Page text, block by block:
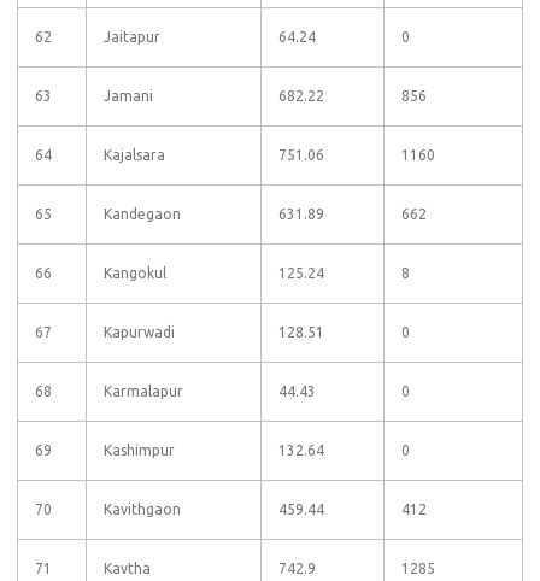
62 Jaitapur 64.24 0
63 Jamani 682.22 856
64 Kajalsara 751.06 1160
65 Kandegaon 631.89 662
66 Kangokul 125.24 8
67 Kapurwadi 128.51 0
68 Karmalapur 44.43 0
69 Kashimpur 132.64 0
70 Kavithgaon 459.44 412
71 Kavtha 742.9 1285